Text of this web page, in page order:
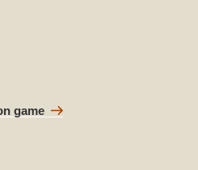
game